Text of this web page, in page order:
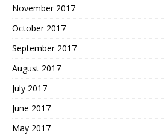
November 2017
October 2017
September 2017
August 2017
July 2017
June 2017
May 2017